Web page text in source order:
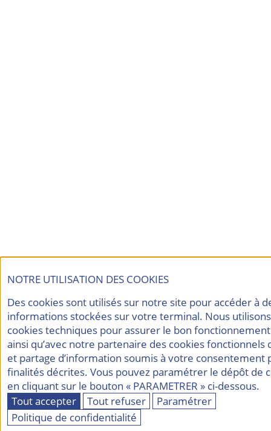
NOTRE UTILISATION DES COOKIES
Des cookies sont utilisés sur notre site pour accéder à
informations stockées sur votre terminal. Nous
cookies techniques pour assurer le bon
ainsi qu’avec notre partenaire des cookies fonctionnels
et partage d’information soumis à votre consentement
finalités décrites. Vous pouvez paramétrer le dépôt de
en cliquant sur le bouton « PARAMETRER » ci-dessous.
Tout accepter
Tout refuser
Paramétrer
Politique de confidentialité